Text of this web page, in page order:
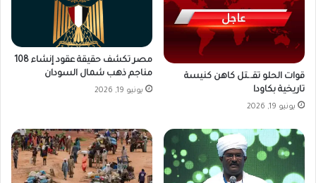
قوات الحلو تقـ.ـتل كاهن كنيسة
تاريخية بكاودا
يونيو 19, 2026
مصر تكشف حقيقة عقود إنشاء 108
مناجم ذهب شمال السودان
يونيو 19, 2026